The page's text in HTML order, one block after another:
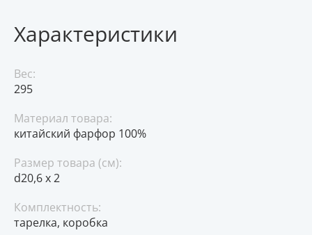
Характеристики
Вес:
295
Материал товара:
китайский фарфор 100%
Размер товара (см):
d20,6 х 2
Комплектность:
тарелка, коробка